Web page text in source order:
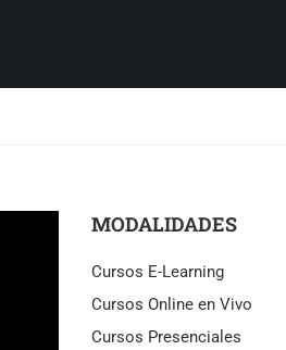
MODALIDADES
Cursos E-Learning
Cursos Online en Vivo
Cursos Presenciales